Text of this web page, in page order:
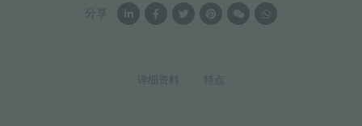
详细资料 特点
分享